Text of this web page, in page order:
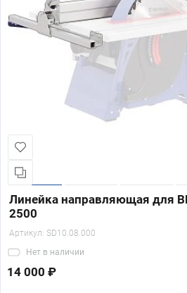
Линейка направляющая для
2500
Артикул: SD10.08.000
Нет в наличии
14 000 ₽